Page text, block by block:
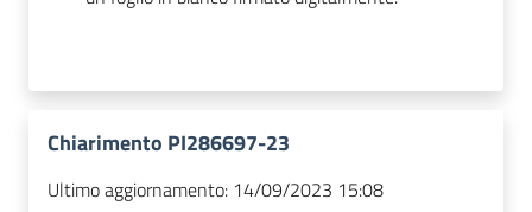
Chiarimento PI286697-23
Ultimo aggiornamento: 14/09/2023 15:08